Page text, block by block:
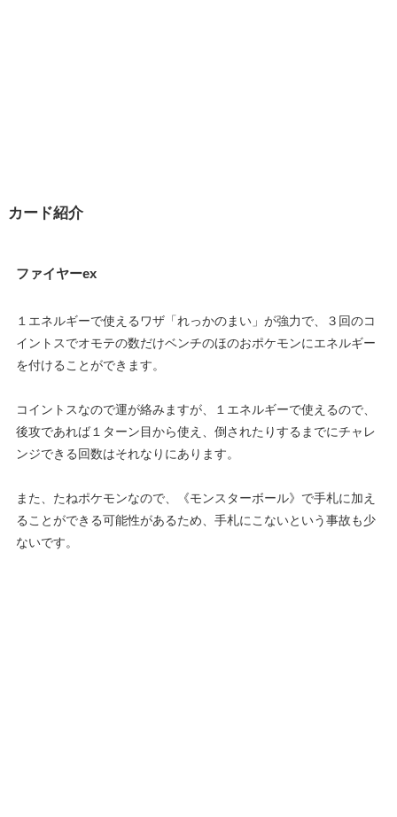
カード紹介
ファイヤーex
１エネルギーで使えるワザ「れっかのまい」が強力で、３回のコ
イントスでオモテの数だけベンチのほのおポケモンにエネルギー
を付けることができます。
コイントスなので運が絡みますが、１エネルギーで使えるので、
後攻であれば１ターン目から使え、倒されたりするまでにチャレ
ンジできる回数はそれなりにあります。
また、たねポケモンなので、《モンスターボール》で手札に加え
ることができる可能性があるため、手札にこないという事故も少
ないです。